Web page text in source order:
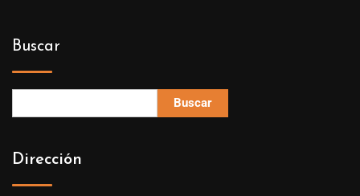
Buscar
Buscar
Dirección